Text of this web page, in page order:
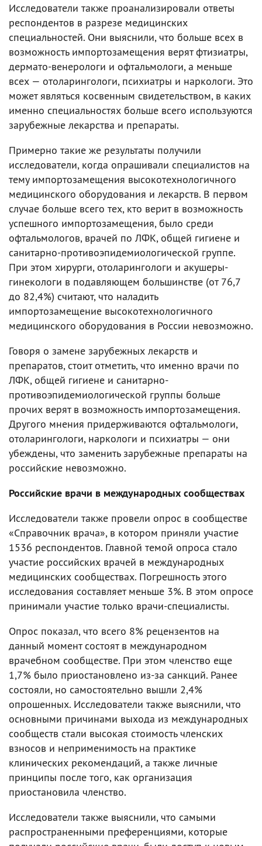
Исследователи также проанализировали ответы
респондентов в разрезе медицинских
специальностей. Они выяснили, что больше всех в
возможность импортозамещения верят фтизиатры,
дермато-венерологи и офтальмологи, а меньше
всех — отоларингологи, психиатры и наркологи. Это
может являться косвенным свидетельством, в каких
именно специальностях больше всего используются
зарубежные лекарства и препараты.
Примерно такие же результаты получили
исследователи, когда опрашивали специалистов на
тему импортозамещения высокотехнологичного
медицинского оборудования и лекарств. В первом
случае больше всего тех, кто верит в возможность
успешного импортозамещения, было среди
офтальмологов, врачей по ЛФК, общей гигиене и
санитарно-противоэпидемиологической группе.
При этом хирурги, отоларингологи и акушеры-
гинекологи в подавляющем большинстве (от 76,7
до 82,4%) считают, что наладить
импортозамещение высокотехнологичного
медицинского оборудования в России невозможно.
Говоря о замене зарубежных лекарств и
препаратов, стоит отметить, что именно врачи по
ЛФК, общей гигиене и санитарно-
противоэпидемиологической группы больше
прочих верят в возможность импортозамещения.
Другого мнения придерживаются офтальмологи,
отоларингологи, наркологи и психиатры — они
убеждены, что заменить зарубежные препараты на
российские невозможно.
Российские врачи в международных сообществах
Исследователи также провели опрос в сообществе
«Справочник врача», в котором приняли участие
1536 респондентов. Главной темой опроса стало
участие российских врачей в международных
медицинских сообществах. Погрешность этого
исследования составляет меньше 3%. В этом опросе
принимали участие только врачи-специалисты.
Опрос показал, что всего 8% рецензентов на
данный момент состоят в международном
врачебном сообществе. При этом членство еще
1,7% было приостановлено из-за санкций. Ранее
состояли, но самостоятельно вышли 2,4%
опрошенных. Исследователи также выяснили, что
основными причинами выхода из международных
сообществ стали высокая стоимость членских
взносов и неприменимость на практике
клинических рекомендаций, а также личные
принципы после того, как организация
приостановила членство.
Исследователи также выяснили, что самыми
распространенными преференциями, которые